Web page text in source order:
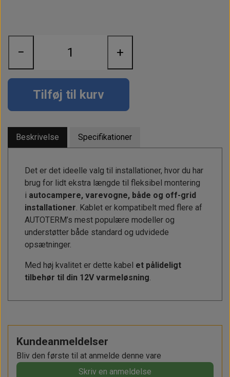
Sikringer
Tilbehør
Gori propeller
instrumenter
Additive
El-artikler
Diverse
Udlejning af bådudstyr
Fordele hos Shop12volt
Kontakt
− +
Tilføj til kurv
Beskrivelse Specifikationer
Det er det ideelle valg til installationer, hvor du har
brug for lidt ekstra længde til fleksibel montering
i autocampere, varevogne, både og off-grid
installationer . Kablet er kompatibelt med flere af
AUTOTERM’s mest populære modeller og
understøtter både standard og udvidede
opsætninger.
Med høj kvalitet er dette kabel et pålideligt
tilbehør til din 12V varmeløsning
Kundeanmeldelser
Bliv den første til at anmelde denne vare
Skriv en anmeldelse